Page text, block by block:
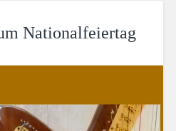
Nationalfeiertag